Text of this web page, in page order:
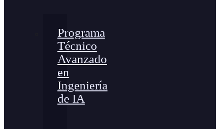
Programa
Técnico
Avanzado
en
Ingeniería
de IA